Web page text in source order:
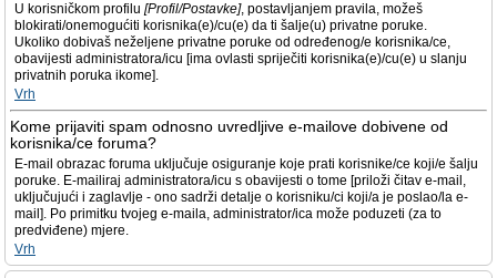
U korisničkom profilu [Profil/Postavke], postavljanjem pravila, možeš
blokirati/onemogućiti korisnika(e)/cu(e) da ti šalje(u) privatne poruke.
Ukoliko dobivaš neželjene privatne poruke od određenog/e korisnika/ce,
obavijesti administratora/icu [ima ovlasti spriječiti korisnika(e)/cu(e) u slanju
privatnih poruka ikome].
Vrh
Kome prijaviti spam odnosno uvredljive e-mailove dobivene od
korisnika/ce foruma?
E-mail obrazac foruma uključuje osiguranje koje prati korisnike/ce koji/e šalju
poruke. E-mailiraj administratora/icu s obavijesti o tome [priloži čitav e-mail,
uključujući i zaglavlje - ono sadrži detalje o korisniku/ci koji/a je poslao/la e-
mail]. Po primitku tvojeg e-maila, administrator/ica može poduzeti (za to
predviđene) mjere.
Vrh